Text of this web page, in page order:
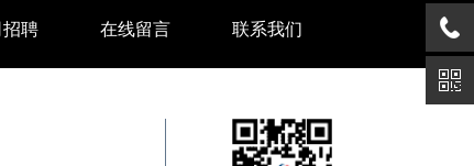
聘 在线留言 联系我们